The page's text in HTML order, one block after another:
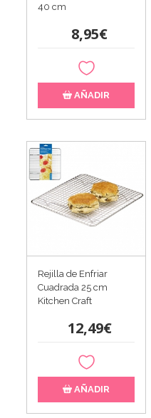
40 cm
8,95€
AÑADIR
Rejilla de Enfriar
Cuadrada 25 cm
Kitchen Craft
12,49€
AÑADIR